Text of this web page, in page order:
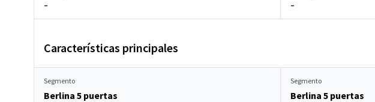
–
–
Características principales
Segmento
Berlina 5 puertas
Segmento
Berlina 5 puertas